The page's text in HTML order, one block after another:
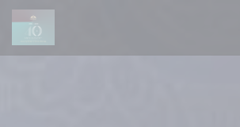
Cookie管理面板